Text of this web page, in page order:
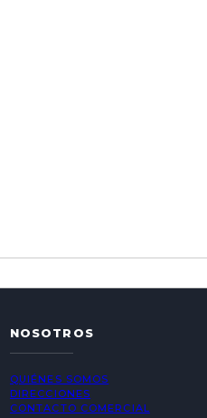
NOSOTROS
QUIÉNES SOMOS
DIRECCIONES
CONTACTO COMERCIAL